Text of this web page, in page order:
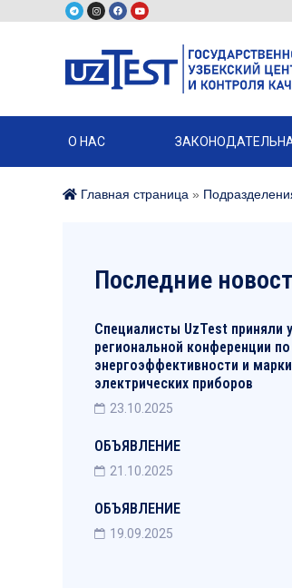
О НАС
Главная страница »
Последние
Специалисты UzTest приняли
региональной конференции по
энергоэффективности и
электрических приборов
23.10.2025
ОБЪЯВЛЕНИЕ
21.10.2025
ОБЪЯВЛЕНИЕ
19.09.2025